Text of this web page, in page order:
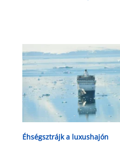
Éhségsztrájk a luxushajón